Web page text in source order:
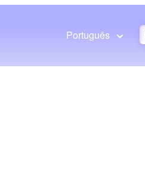
Português